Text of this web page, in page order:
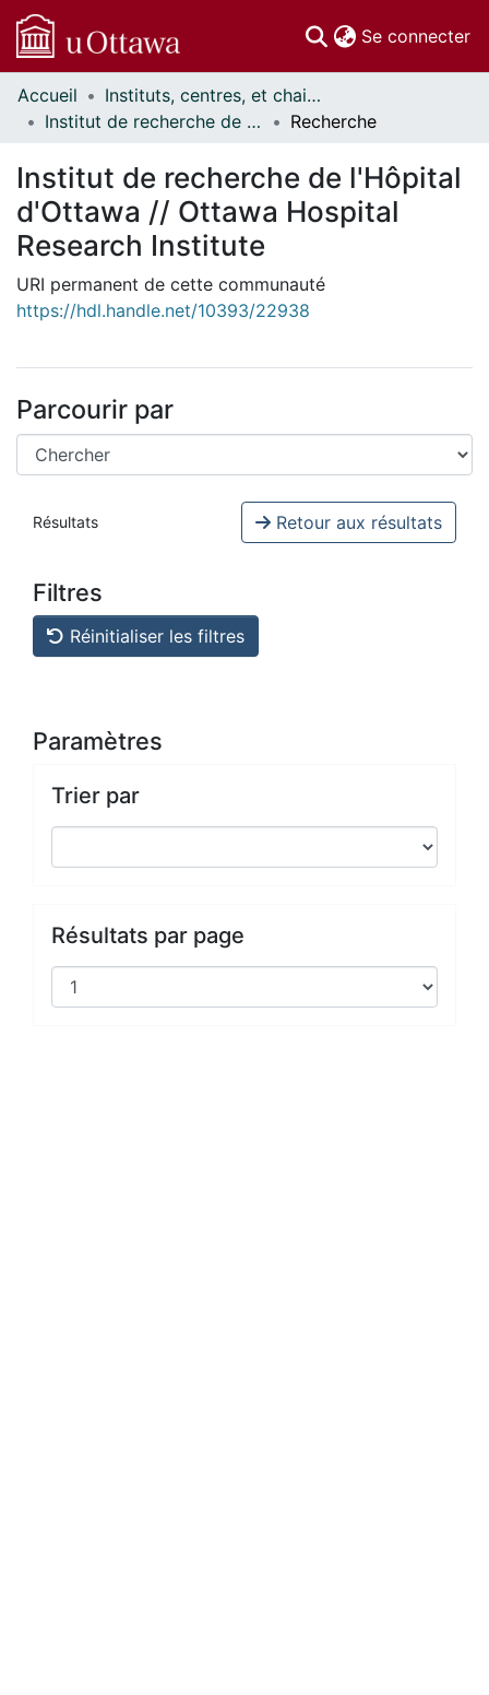
Se connecter
Communautés
et collections
Statistiques
À propos
Accueil
Instituts, centres, et chaires de recherche // Research Institutes, Centres, and Chairs
Institut de recherche de l'Hôpital d'Ottawa // Ottawa Hospital Research Institute
Recherche
Institut de recherche de l'Hôpital
d'Ottawa // Ottawa Hospital
Research Institute
URI permanent de cette communauté
https://hdl.handle.net/10393/22938
Parcourir par
Résultats Retour aux résultats
Filtres
Réinitialiser les filtres
Paramètres
Trier par
Résultats par page